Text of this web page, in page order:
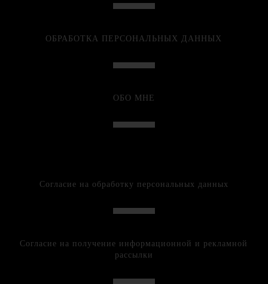
ОБРАБОТКА ПЕРСОНАЛЬНЫХ ДАННЫХ
ОБО МНЕ
Согласие на обработку персональных данных
Согласие на получение информационной и рекламной
рассылки